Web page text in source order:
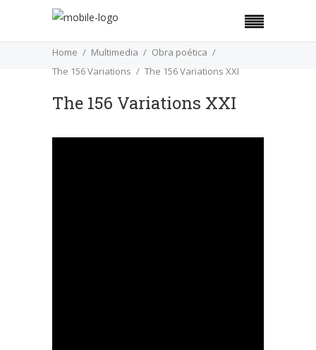
Home Multimedia
Obra poética
The 156 Variations
The 156 Variations XXI
The 156 Variations XXI